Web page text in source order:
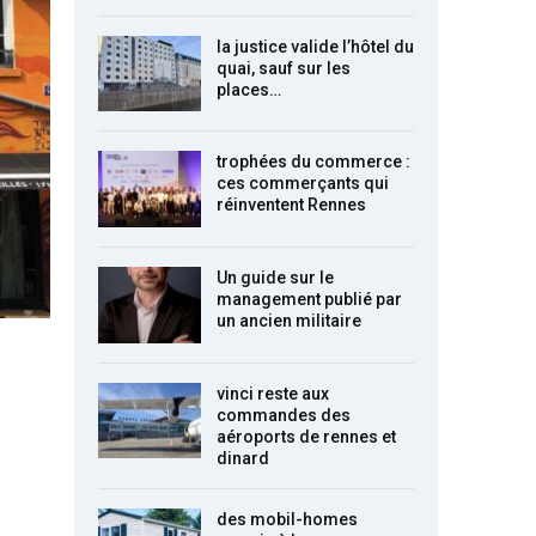
la justice valide l’hôtel du
quai, sauf sur les
places…
trophées du commerce :
ces commerçants qui
réinventent Rennes
Un guide sur le
management publié par
un ancien militaire
vinci reste aux
commandes des
aéroports de rennes et
dinard
des mobil-homes